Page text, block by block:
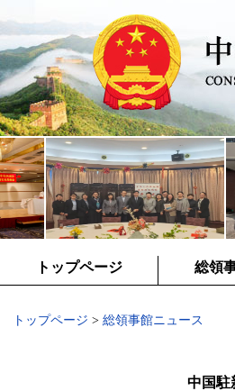
トップページ 総領
トップページ > 総領事館ニュース
中国駐